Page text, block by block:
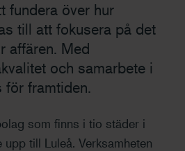
fundera över hur
till att fokusera på det
affären. Med
och samarbete i
framtiden.
som finns i tio städer i
till Luleå. Verksamheten